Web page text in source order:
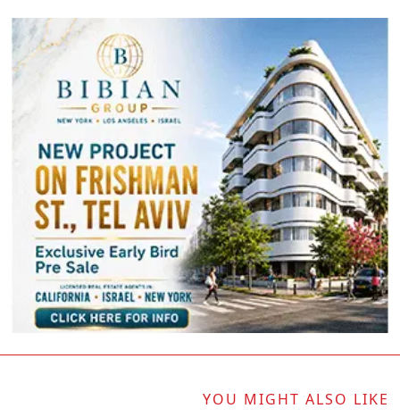
YOU MIGHT ALSO LIKE